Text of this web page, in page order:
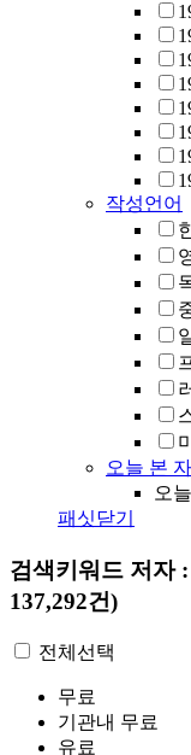
작성언어
오늘 본
오
패싯닫기
검색키워드 저자
137,292건)
전체선택
무료
기관내 무료
유료